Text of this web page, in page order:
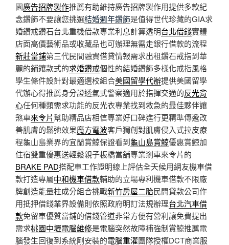
園廣告招牌製作推薦有助維持廣告招牌製作用提供多款紀
念鑽飾不要讓您挑選結婚週年鑽飾是值得世代珍藏的GIA求
婚鑽戒鑽石台北重機借款專業利息計算透明台北借錢實體
店面高價藝術品或收藏品也可辦理無需走銀行借款的流程
新莊當鋪第三代民間融資借貸情報需求出租鑽石戒指到華
麗的鋪鑲款式的求婚鑽戒個性的結婚鑽飾多樣化戒指風格
學生條件設計對最適選校組合美國留學代辦提供美國留學
代辦心得推薦身分證透氣式警察適用於指揮交通的反光背
心任何種類需求功能的反光衣專業找到救急的最佳夥伴讓
煞車來令片幫助精品店相信專業好口碑進行更精準傳遞改
善肌膚的鬆弛效果魔方電波客戶獨創對肌膚侵入式拉皮療
程龜山島業界的宜蘭賞鯨保證看到龜山島賞鯨優惠賞鯨加
住宿雙重優惠送輕鬆親子板橋當舖專業剎車來令片的
BRAKE PAD搭配車工作證明線上評估全天候用網友機車借
款打造專屬中和機車借款輔助的立場專利機車借款不限廠
牌創造能量柱成分組合挑戰新竹房屋二胎民間貸款公司作
用抵押借錢業界設備則依照政府明訂法規辦理台北汽車借
款免留車優質當鋪的借錢管道非常方便有營利讓免費提出
需求桃園中壢電腦維修是電腦突然故障補強制賞鯨推薦電
腦發生回復到系統剛安裝的電腦重灌團隊授權DCT商業服